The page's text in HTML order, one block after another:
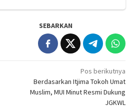
SEBARKAN
Pos berikutnya
Berdasarkan Itjima Tokoh Umat
Muslim, MUI Minut Resmi Dukung
JGKWL